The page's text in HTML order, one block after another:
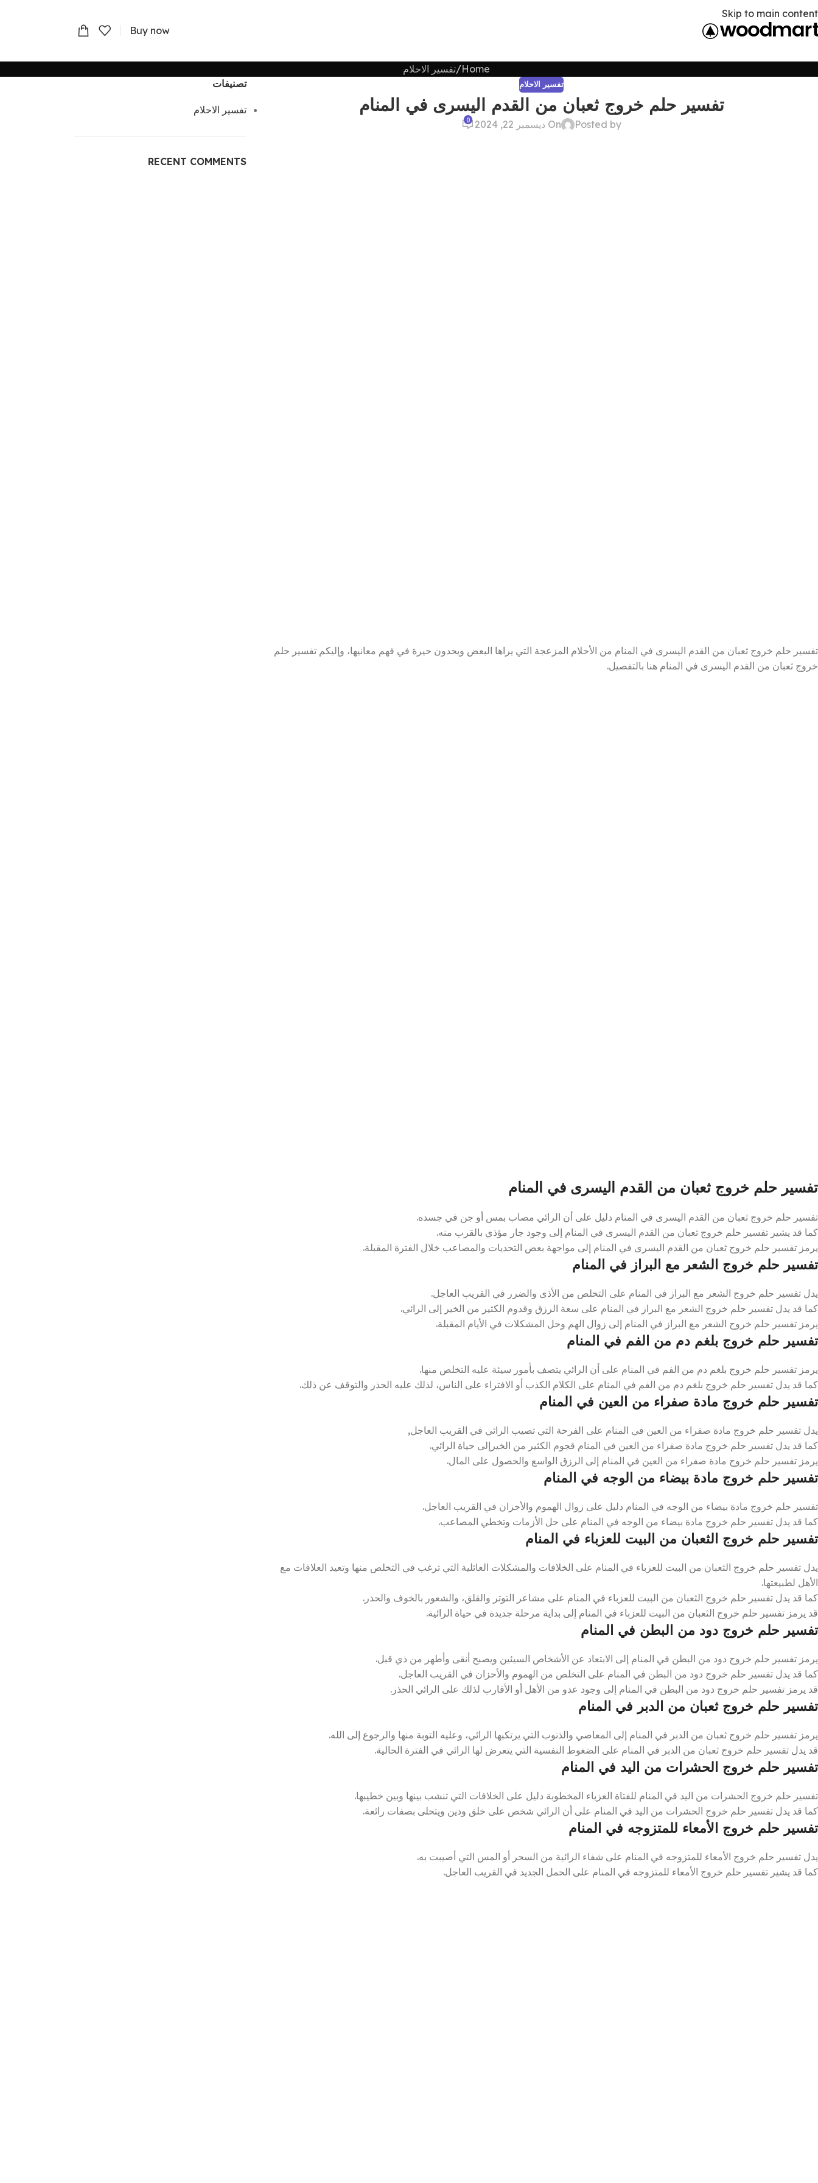
Skip to main content
Buy now
Home تفسير الاحلام
تفسير الاحلام
تفسير حلم خروج ثعبان من القدم اليسرى في المنام
Posted by On ديسمبر 22, 2024 0
تفسير حلم خروج ثعبان من القدم اليسرى في المنام من الأحلام المزعجة التي يراها البعض ويحدون حيرة في فهم معانيها، وإليكم تفسير حلم
خروج ثعبان من القدم اليسرى في المنام هنا بالتفصيل.
تفسير حلم خروج ثعبان من القدم اليسرى في المنام
تفسير حلم خروج ثعبان من القدم اليسرى في المنام دليل على أن الرائي مصاب بمس أو جن في جسده.
كما قد يشير تفسير حلم خروج ثعبان من القدم اليسرى في المنام إلى وجود جار مؤذي بالقرب منه.
يرمز تفسير حلم خروج ثعبان من القدم اليسرى في المنام إلى مواجهة بعض التحديات والمصاعب خلال الفترة المقبلة.
تفسير حلم خروج الشعر مع البراز في المنام
يدل تفسير حلم خروج الشعر مع البراز في المنام على التخلص من الأذى والضرر في القريب العاجل.
كما قد يدل تفسير حلم خروج الشعر مع البراز في المنام على سعة الرزق وقدوم الكثير من الخير إلى الرائي.
يرمز تفسير حلم خروج الشعر مع البراز في المنام إلى زوال الهم وحل المشكلات في الأيام المقبلة.
تفسير حلم خروج بلغم دم من الفم في المنام
يرمز تفسير حلم خروج بلغم دم من الفم في المنام على أن الرائي يتصف بأمور سيئة عليه التخلص منها.
كما قد يدل تفسير حلم خروج بلغم دم من الفم في المنام على الكلام الكذب أو الافتراء على الناس، لذلك عليه الحذر والتوقف عن ذلك.
تفسير حلم خروج مادة صفراء من العين في المنام
يدل تفسير حلم خروج مادة صفراء من العين في المنام على الفرحة التي تصيب الرائي في القريب العاجل,
كما قد يدل تفسير حلم خروج مادة صفراء من العين في المنام قجوم الكثير من الخيرإلى حياة الرائي.
يرمز تفسير حلم خروج مادة صفراء من العين في المنام إلى الرزق الواسع والحصول على المال.
تفسير حلم خروج مادة بيضاء من الوجه في المنام
تفسير حلم خروج مادة بيضاء من الوجه في المنام دليل على زوال الهموم والأحزان في القريب العاجل.
كما قد يدل تفسير حلم خروج مادة بيضاء من الوجه في المنام على حل الأزمات وتخطي المصاعب.
تفسير حلم خروج الثعبان من البيت للعزباء في المنام
يدل تفسير حلم خروج الثعبان من البيت للعزباء في المنام على الخلافات والمشكلات العائلية التي ترغب في التخلص منها وتعيد العلاقات مع
الأهل لطبيعتها.
كما قد يدل تفسير حلم خروج الثعبان من البيت للعزباء في المنام على مشاعر التوتر والقلق، والشعور بالخوف والحذر.
قد يرمز تفسير حلم خروج الثعبان من البيت للعزباء في المنام إلى بداية مرحلة جديدة في حياة الرائية.
تفسير حلم خروج دود من البطن في المنام
يرمز تفسير حلم خروج دود من البطن في المنام إلى الابتعاد عن الأشخاص السيئين ويصبح أنقى وأطهر من ذي قبل.
كما قد يدل تفسير حلم خروج دود من البطن في المنام على التخلص من الهموم والأحزان في القريب العاجل.
قد يرمز تفسير حلم خروج دود من البطن في المنام إلى وجود عدو من الأهل أو الأقارب لذلك على الرائي الحذر.
تفسير حلم خروج ثعبان من الدبر في المنام
يرمز تفسير حلم خروج ثعبان من الدبر في المنام إلى المعاصي والذنوب التي يرتكبها الرائي، وعليه التوبة منها والرجوع إلى الله.
قد يدل تفسير حلم خروج ثعبان من الدبر في المنام على الضغوط النفسية التي يتعرض لها الرائي في الفترة الحالية.
تفسير حلم خروج الحشرات من اليد في المنام
تفسير حلم خروج الحشرات من اليد في المنام للفتاة العزباء المخطوبة دليل على الخلافات التي تنشب بينها وبين خطيبها.
كما قد يدل تفسير حلم خروج الحشرات من اليد في المنام على أن الرائي شخص على خلق ودين ويتحلى بصفات رائعة.
تفسير حلم خروج الأمعاء للمتزوجه في المنام
يدل تفسير حلم خروج الأمعاء للمتزوجه في المنام على شفاء الرائية من السحر أو المس التي أصيبت به.
كما قد يشير تفسير حلم خروج الأمعاء للمتزوجه في المنام على الحمل الجديد في القريب العاجل.
تصنيفات
تفسير الاحلام
RECENT COMMENTS